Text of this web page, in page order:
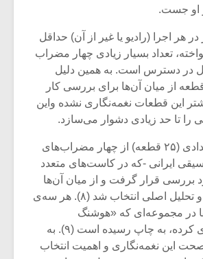
او جست.
هر اجرا (رادیو یا غیر از آن) حداقل
تعداد بسیار زیادی چهار مضراب
در دسترس است. به همین دلیل
قطعه از میان آن‌ها برای بررسی کار
این قطعات نغمه‌نگاری نشد‌ه‌ واین
را تا حد زیادی دشوار می‌سازد.
برای این مقاله تعدادی (۲۵ قطعه) از چهار مضراب‌های
ایرانی -که در کاست‌های متعدد
بررسی قرار گرفت و از میان آن‌ها
سه تا برای تجزیه و تحلیل اصلی انتخاب شد (۸). هر سه‌ی
در مجموعه‌ای که «هوشنگ
ظریف»نغمه‌نگاری کرده، به چاپ رسیده است (۹). به
این نغمه‌نگاری و اهمیت انتخاب‌
روژا
بر موسیقی
متن فیلم «متری
و نیم»
نمی توانی
باشی،
بدنام ترین باش
موریس ژار
موسیقی
برگزار
سکانسی